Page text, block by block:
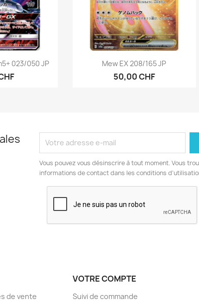
rapide
023/050 JP Aperçu rapide
Mew EX 208/165 JP
50,00 CHF
Vous pouvez vous désinscrire à tout moment. Vous
informations de contact dans les conditions
de vente
VOTRE COMPTE
Suivi de commande